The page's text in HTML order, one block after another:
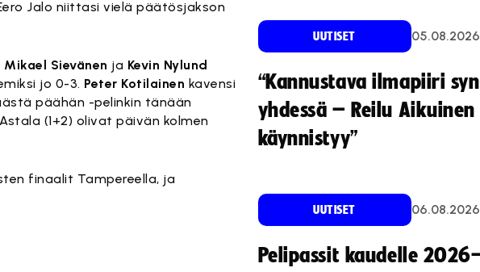
Jalo niittasi vielä päätösjakson
Mikael Sievänen ja Kevin Nylund
jo 0-3. Peter Kotilainen kavensi
päähän -pelinkin tänään
(1+2) olivat päivän kolmen
finaalit Tampereella, ja
UUTISET 05.08.2026
“Kannustava ilmapiiri
yhdessä – Reilu
käynnistyy”
UUTISET 06.08.2026
Pelipassit kaudelle